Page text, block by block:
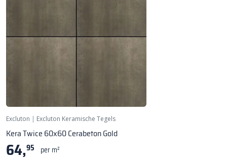
Excluton | Excluton Keramische Tegels
Kera Twice 60x60 Cerabeton Gold
64,95 per m²